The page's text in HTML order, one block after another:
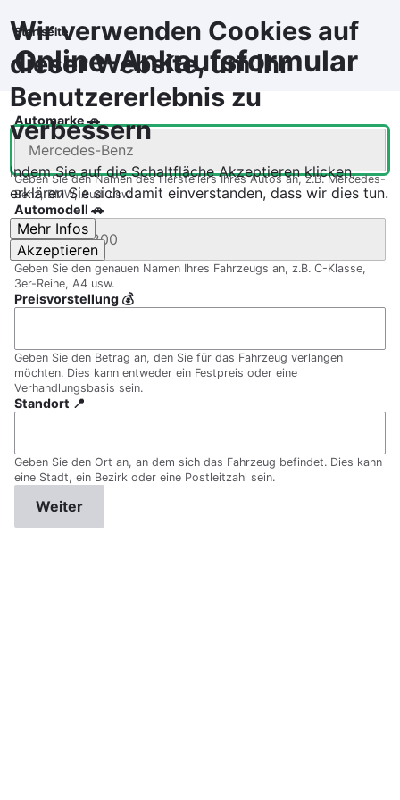
Wir verwenden Cookies auf
dieser Website, um Ihr
Benutzererlebnis zu
verbessern
Indem Sie auf die Schaltfläche Akzeptieren klicken,
erklären Sie sich damit einverstanden, dass wir dies tun.
Mehr Infos
Akzeptieren
zum
Inhalt
Pfadnavigation
Startseite
Online-Ankaufsformular
Automarke 🚗
Geben Sie den Namen des Herstellers Ihres Autos an, z.B. Mercedes-
Benz, BMW, Audi usw.
Automodell 🚗
Geben Sie den genauen Namen Ihres Fahrzeugs an, z.B. C-Klasse,
3er-Reihe, A4 usw.
Preisvorstellung 💰
Geben Sie den Betrag an, den Sie für das Fahrzeug verlangen
möchten. Dies kann entweder ein Festpreis oder eine
Verhandlungsbasis sein.
Standort 📍
Geben Sie den Ort an, an dem sich das Fahrzeug befindet. Dies kann
eine Stadt, ein Bezirk oder eine Postleitzahl sein.